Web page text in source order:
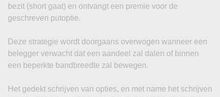
bezit (short gaat) en ontvangt een premie voor de
geschreven putoptie.
Deze strategie wordt doorgaans overwogen wanneer een
belegger verwacht dat een aandeel zal dalen of binnen
een beperkte bandbreedte zal bewegen.
Het gedekt schrijven van opties, en met name het schrijven